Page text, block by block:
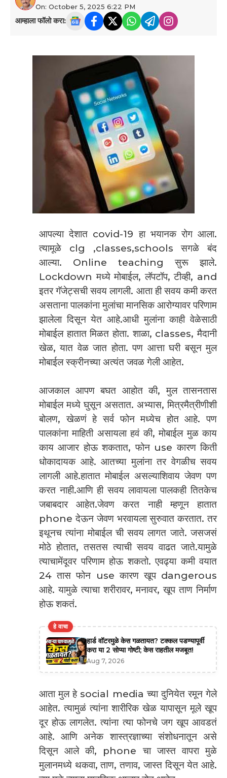
On: October 5, 2025 6:22 PM
आम्हाला फॉलो करा:
आपल्या देशात covid-19 हा भयानक रोग आला.
त्यामूळे clg ,classes,schools सगळे बंद
आल्या. Online teaching सुरू झाले.
Lockdown मध्ये मोबाईल, लॅपटॉप, टीव्ही, and
इतर गॅजेट्सची सवय लागली. आता ही सवय कमी करत
असताना पालकांना मुलांचा मानसिक आरोग्यावर परिणाम
झालेला दिसून येत आहे.आधी मुलांना काही वेळेसाठी
मोबाईल हातात मिळत होता. शाळा, classes, मैदानी
खेळ, यात वेळ जात होता. पण आत्ता घरी बसून मुल
मोबाईल स्क्रीनच्या अत्यंत जवळ गेली आहेत.
आजकाल आपण बघत आहोत की, मुल तासनतास
मोबाईल मध्ये घुसून असतात. अभ्यास, मित्रमैत्रीणीशी
बोलण, खेळणं हे सर्व फोन मध्येच होत आहे. पण
पालकांना माहिती असायला हवं की, मोबाईल मुळ काय
काय आजार होऊ शकतात, फोन use कारण किती
धोकादायक आहे. आतच्या मुलांना तर वेगळीच सवय
लागली आहे.हातात मोबाईल असल्याशिवाय जेवण पण
करत नाही.आणि ही सवय लावायला पालकही तितकेच
जबाबदार आहेत.जेवण करत नाही म्हणून हातात
phone देऊन जेवण भरवायला सुरुवात करतात. तर
इथूनच त्यांना मोबाईल ची सवय लागत जाते. जसजसं
मोठे होतात, तसतस त्याची सवय वाढत जाते.यामुळे
त्याचामेंदूवर परिणाम होऊ शकतो. एवढ्या कमी वयात
24 तास फोन use कारण खूप dangerous
आहे. यामुळे त्याचा शरीरावर, मनावर, खूप ताण निर्माण
होऊ शकतं.
हे वाचा
हार्ड वॉटरमुळे केस गळतायत? टक्कल पडण्यापूर्वी
करा या 2 सोप्या गोष्टी; केस राहतील मजबूत!
Aug 7, 2026
आता मुल हे social media च्या दुनियेत रमून गेले
आहेत. त्यामुळं त्यांना शारीरिक खेळ यापासून मूले खूप
दूर होऊ लागलेत. त्यांना त्या फोनचे जग खूप आवडतं
आहे. आणि अनेक शास्त्रज्ञाच्या संशोधनातून असे
दिसून आले की, phone चा जास्त वापरा मुळे
मुलानमध्ये थकवा, ताण, तणाव, जास्त दिसून येत आहे.